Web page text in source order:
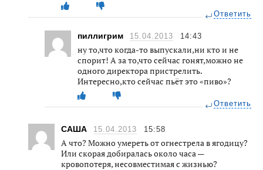
Ответить
пиллигрим 15.04.2013 14:43
ну то,что когда-то выпускали,ни кто и не
спорит! А за то,что сейчас гонят,можно не
одного директора пристрелить.
Интересно,кто сейчас пьёт это «пиво»?
Ответить
САША 15.04.2013 15:58
А что? Можно умереть от огнестрела в ягодицу?
Или скорая добиралась около часа —
кровопотеря, несовместимая с жизнью?